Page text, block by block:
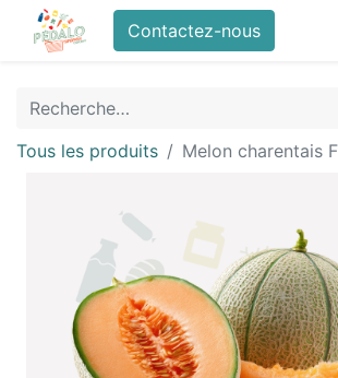
Contactez-nous
Tous les produits Melon charentais